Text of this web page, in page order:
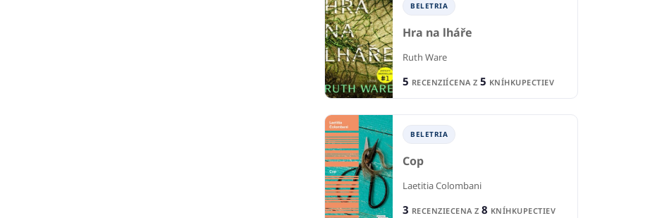
BELETRIA
Hra na lháře
Ruth Ware
5 RECENZIÍCENA Z 5 KNÍHKUPECTIEV
BELETRIA
Cop
Laetitia Colombani
3 RECENZIECENA Z 8 KNÍHKUPECTIEV